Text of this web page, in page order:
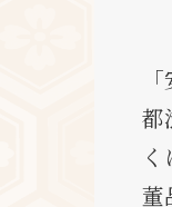
都
董